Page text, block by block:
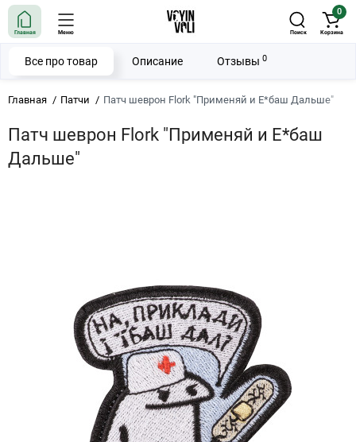
Главная Меню Поиск
0
Корзина
Главная Патчи Патч шеврон Flork "Применяй и Е*баш Дальше"
Патч шеврон Flork "Применяй и Е*баш
Дальше"
Все про товар Описание Отзывы 0